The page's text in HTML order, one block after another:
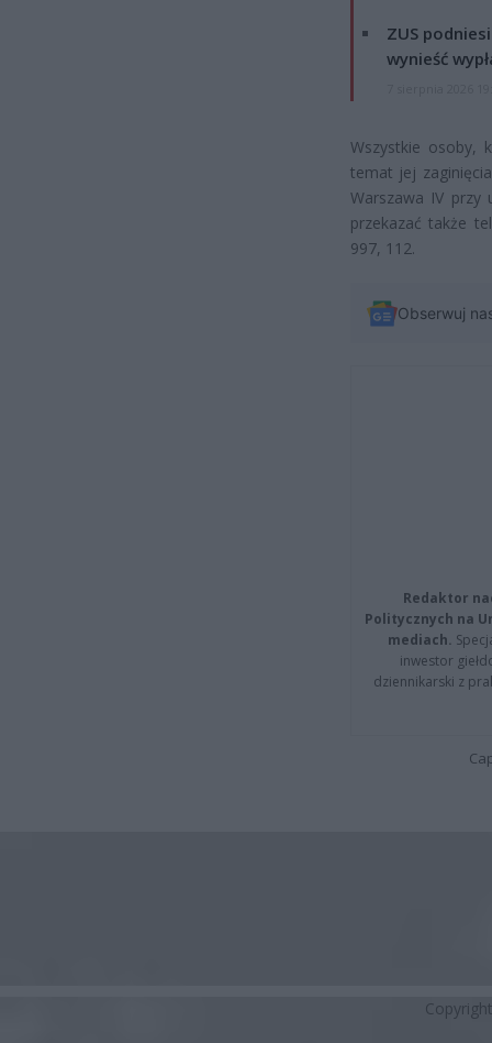
ZUS
wynieść
Wszystkie osoby,
temat jej
Warszawa IV przy
przekazać także
997, 112.
Obserwuj
Redaktor
Politycznych na
mediach.
inwestor
dziennikarski z